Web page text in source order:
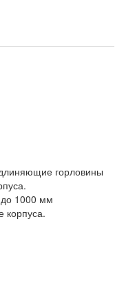
горловины
до 1000 мм
корпуса.